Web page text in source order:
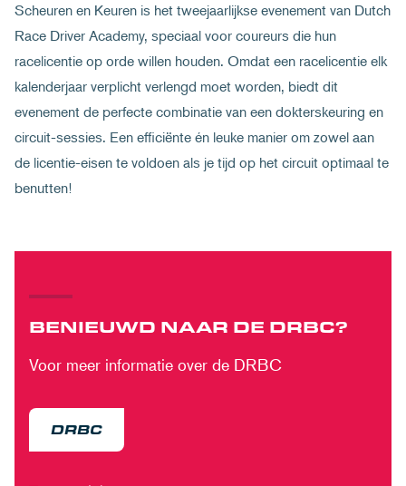
Scheuren en Keuren is het tweejaarlijkse evenement van Dutch
Race Driver Academy, speciaal voor coureurs die hun
racelicentie op orde willen houden. Omdat een racelicentie elk
kalenderjaar verplicht verlengd moet worden, biedt dit
evenement de perfecte combinatie van een dokterskeuring en
circuit-sessies. Een efficiënte én leuke manier om zowel aan
de licentie-eisen te voldoen als je tijd op het circuit optimaal te
benutten!
BENIEUWD NAAR DE DRBC?
Voor meer informatie over de DRBC
DRBC